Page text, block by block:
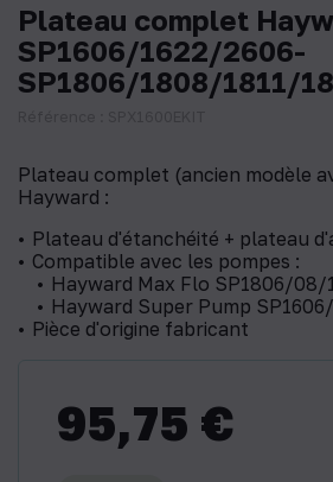
Plateau complet
SP1606/1622/2606-
SP1806/1808/1811/
Plateau complet (ancien modèle
Hayward :
Plateau d'étanchéité + plateau
Compatible avec les pompes :
Hayward Max Flo SP1806/08/
Hayward Super Pump
Pièce d'origine fabricant
95,75 €